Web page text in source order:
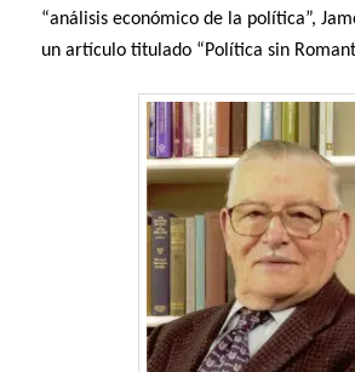
“análisis económico de la política”,
un artículo titulado “Política sin